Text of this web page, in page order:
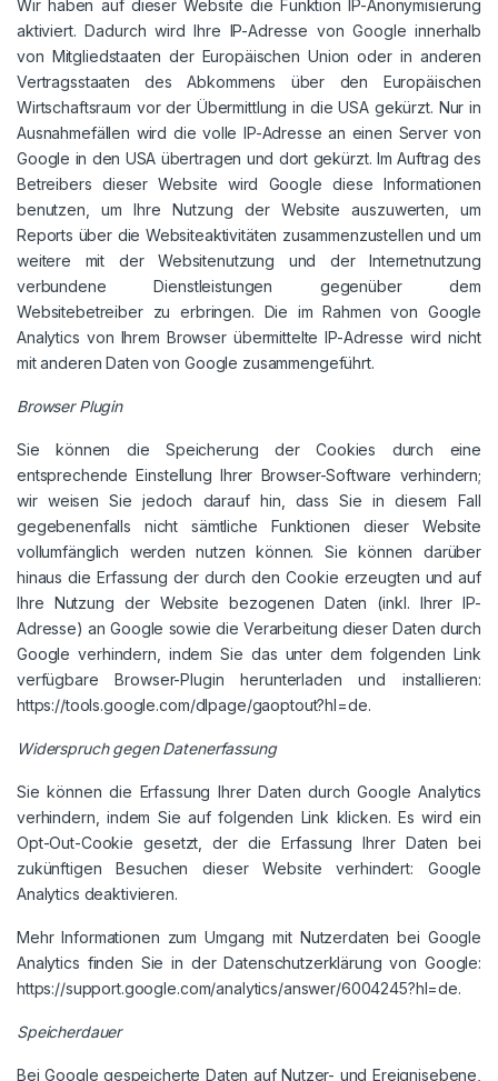
Wir haben auf dieser Website die Funktion IP-Anonymisierung
aktiviert. Dadurch wird Ihre IP-Adresse von Google innerhalb
von Mitgliedstaaten der Europäischen Union oder in anderen
Vertragsstaaten des Abkommens über den Europäischen
Wirtschaftsraum vor der Übermittlung in die USA gekürzt. Nur in
Ausnahmefällen wird die volle IP-Adresse an einen Server von
Google in den USA übertragen und dort gekürzt. Im Auftrag des
Betreibers dieser Website wird Google diese Informationen
benutzen, um Ihre Nutzung der Website auszuwerten, um
Reports über die Websiteaktivitäten zusammenzustellen und um
weitere mit der Websitenutzung und der Internetnutzung
verbundene Dienstleistungen gegenüber dem
Websitebetreiber zu erbringen. Die im Rahmen von Google
Analytics von Ihrem Browser übermittelte IP-Adresse wird nicht
mit anderen Daten von Google zusammengeführt.
Browser Plugin
Sie können die Speicherung der Cookies durch eine
entsprechende Einstellung Ihrer Browser-Software verhindern;
wir weisen Sie jedoch darauf hin, dass Sie in diesem Fall
gegebenenfalls nicht sämtliche Funktionen dieser Website
vollumfänglich werden nutzen können. Sie können darüber
hinaus die Erfassung der durch den Cookie erzeugten und auf
Ihre Nutzung der Website bezogenen Daten (inkl. Ihrer IP-
Adresse) an Google sowie die Verarbeitung dieser Daten durch
Google verhindern, indem Sie das unter dem folgenden Link
verfügbare Browser-Plugin herunterladen und installieren:
https://tools.google.com/dlpage/gaoptout?hl=de.
Widerspruch gegen Datenerfassung
Sie können die Erfassung Ihrer Daten durch Google Analytics
verhindern, indem Sie auf folgenden Link klicken. Es wird ein
Opt-Out-Cookie gesetzt, der die Erfassung Ihrer Daten bei
zukünftigen Besuchen dieser Website verhindert: Google
Analytics deaktivieren.
Mehr Informationen zum Umgang mit Nutzerdaten bei Google
Analytics finden Sie in der Datenschutzerklärung von Google:
https://support.google.com/analytics/answer/6004245?hl=de.
Speicherdauer
Bei Google gespeicherte Daten auf Nutzer- und Ereignisebene,